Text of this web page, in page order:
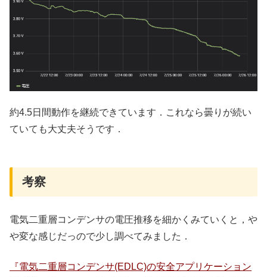
約4.5日間動作を継続できています．これなら曇りが続い
ていても大丈夫そうです．
考察
電気二重層コンデンサの電圧推移を細かくみていくと，や
や変な感じだっので少し調べてみました．
『電気二重層コンデンサ(EDLC)の安全アプリケーション